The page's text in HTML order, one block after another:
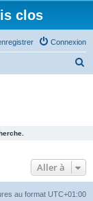
clos
Connexion
c
e
Aller à
au format UTC+01:00